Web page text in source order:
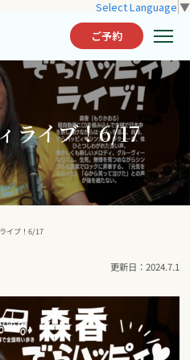
Select Language ▼
ご予約
ライブ！6/17
イブ！6/17
2024.7.1